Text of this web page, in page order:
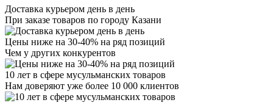
Доставка курьером день в день
При заказе товаров по городу Казани
Цены ниже на 30-40% на ряд позиций
Чем у других конкурентов
10 лет в сфере мусульманских товаров
Нам доверяют уже более 10 000 клиентов